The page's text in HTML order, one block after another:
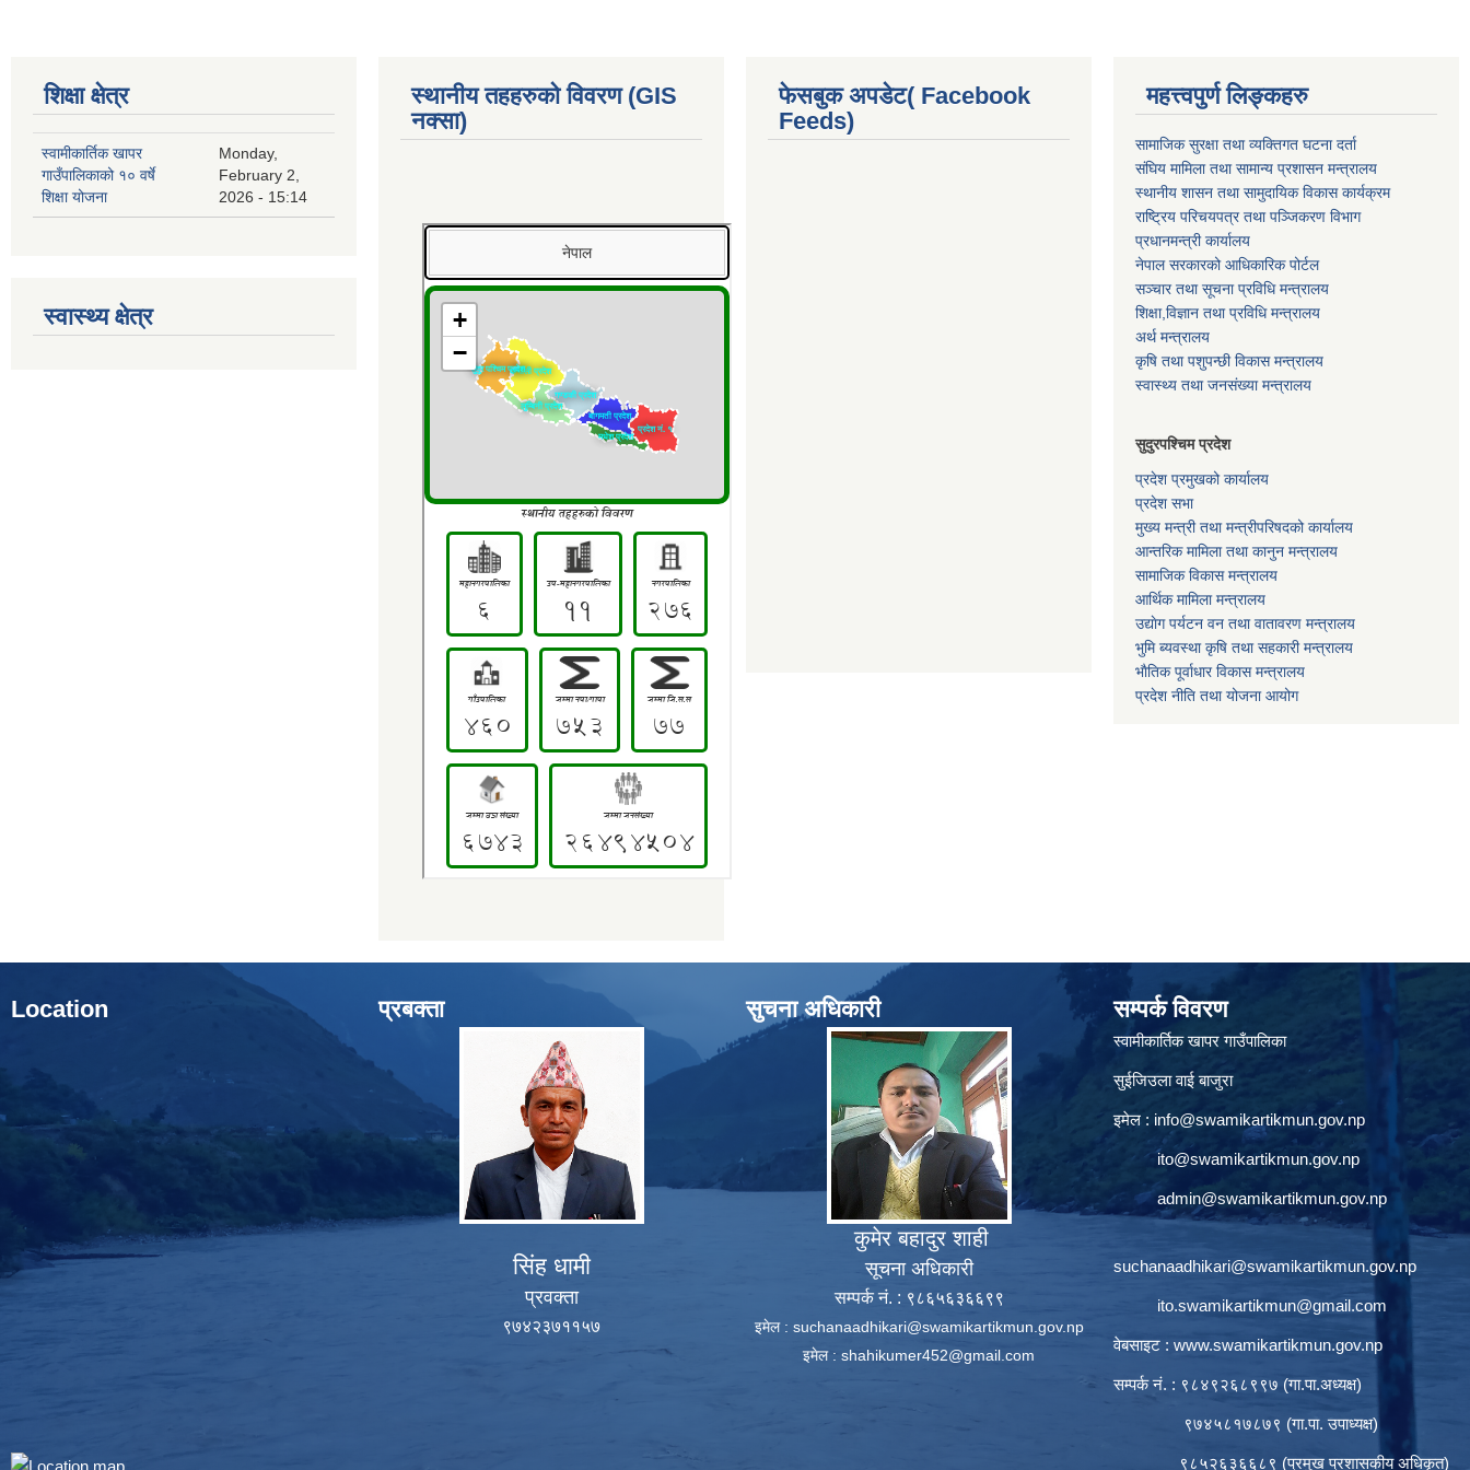
शिक्षा क्षेत्र
स्वामीकार्तिक खापर
गाउँपालिकाको १० वर्षे
शिक्षा योजना
Monday,
February 2,
2026 - 15:14
स्वास्थ्य क्षेत्र
स्थानीय तहहरुको विवरण (GIS
नक्सा)
फेसबुक अपडेट( Facebook
Feeds)
महत्त्वपुर्ण लिङ्कहरु
सामाजिक सुरक्षा तथा व्यक्तिगत घटना दर्ता
संघिय मामिला तथा सामान्य प्रशासन मन्त्रालय
स्थानीय शासन तथा सामुदायिक विकास कार्यक्रम
राष्ट्रिय परिचयपत्र तथा पञ्जिकरण विभाग
प्रधानमन्त्री कार्यालय
नेपाल सरकारको आधिकारिक पोर्टल
सञ्‍चार तथा सूचना प्रविधि मन्त्रालय
शिक्षा,विज्ञान तथा प्रविधि मन्त्रालय
अर्थ मन्त्रालय
कृषि तथा पशुपन्छी विकास मन्त्रालय
स्वास्थ्य तथा जनसंख्या मन्त्रालय
सुदुरपश्चिम प्रदेश
प्रदेश प्रमुखको कार्यालय
प्रदेश सभा
मुख्य मन्त्री तथा मन्त्रीपरिषदको कार्यालय
आन्तरिक मामिला तथा कानुन मन्त्रालय
सामाजिक विकास मन्त्रालय
आर्थिक मामिला मन्त्रालय
उद्याेग पर्यटन वन तथा वातावरण मन्त्रालय
भुमि ब्यवस्था कृषि तथा सहकारी मन्त्रालय
भाैतिक पूर्वाधार विकास मन्त्रालय
प्रदेश नीति तथा योजना आयोग
Location प्रबक्ता
सिंह धामी
प्रवक्ता
९७४२३७११५७
सुचना अधिकारी
कुमेर बहादुर शाही
सूचना अधिकारी
सम्पर्क नं. : ९८६५६३६६९९
इमेल : suchanaadhikari@swamikartikmun.gov.np
इमेल : shahikumer452@gmail.com
सम्पर्क विवरण
स्वामीकार्तिक खापर गाउँपालिका
सुईजिउला वाई बाजुरा
इमेल : info@swamikartikmun.gov.np
ito@swamikartikmun.gov.np
admin@swamikartikmun.gov.np
suchanaadhikari@swamikartikmun.gov.np
ito.swamikartikmun@gmail.com
वेबसाइट : www.swamikartikmun.gov.np
सम्पर्क नं. : ९८४९२६८९९७ (गा.पा.अध्यक्ष)
९७४५८१७८७९ (गा.पा. उपाध्यक्ष)
९८५२६३६६८९ (प्रमुख प्रशासकीय अधिकृत)